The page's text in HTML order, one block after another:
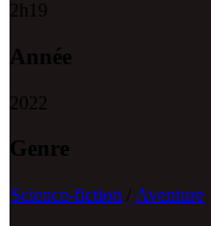
2h 19
Année
2022
Genre
Science-fiction Aventure